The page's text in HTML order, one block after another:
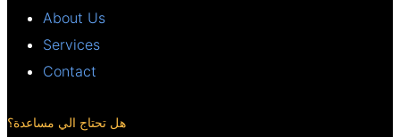
About Us
Services
Contact
هل تحتاج الي مساعدة؟